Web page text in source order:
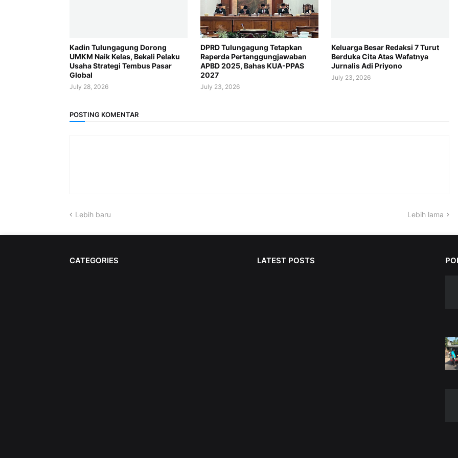
Kadin Tulungagung Dorong
UMKM Naik Kelas, Bekali Pelaku
Usaha Strategi Tembus Pasar
Global
July 28, 2026
DPRD Tulungagung Tetapkan
Raperda Pertanggungjawaban
APBD 2025, Bahas KUA-PPAS
2027
July 23, 2026
Keluarga Besar Redaksi 7 Turut
Berduka Cita Atas Wafatnya
Jurnalis Adi Priyono
July 23, 2026
POSTING KOMENTAR
Lebih baru Lebih lama
CATEGORIES LATEST POSTS